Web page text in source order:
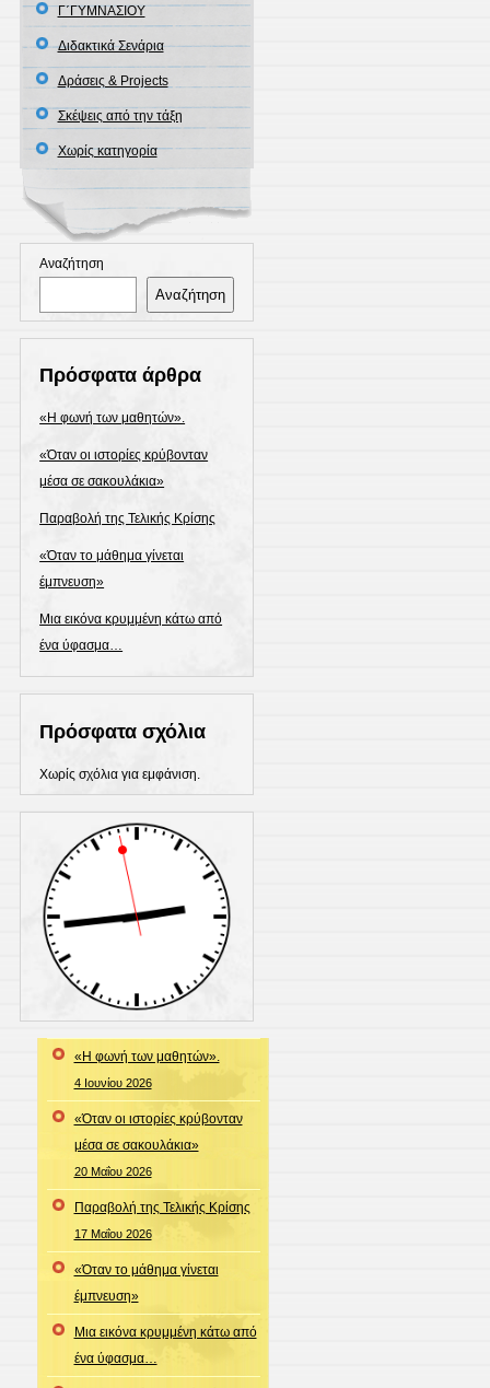
Γ΄ΓΥΜΝΑΣΙΟΥ
Διδακτικά Σενάρια
Δράσεις & Projects
Σκέψεις από την τάξη
Χωρίς κατηγορία
Αναζήτηση
Αναζήτηση
Πρόσφατα άρθρα
«Η φωνή των μαθητών».
«Όταν οι ιστορίες κρύβονταν
μέσα σε σακουλάκια»
Παραβολή της Τελικής Κρίσης
«Όταν το μάθημα γίνεται
έμπνευση»
Μια εικόνα κρυμμένη κάτω από
ένα ύφασμα…
Πρόσφατα σχόλια
Χωρίς σχόλια για εμφάνιση.
«Η φωνή των μαθητών».
4 Ιουνίου 2026
«Όταν οι ιστορίες κρύβονταν
μέσα σε σακουλάκια»
20 Μαΐου 2026
Παραβολή της Τελικής Κρίσης
17 Μαΐου 2026
«Όταν το μάθημα γίνεται
έμπνευση»
Μια εικόνα κρυμμένη κάτω από
ένα ύφασμα…